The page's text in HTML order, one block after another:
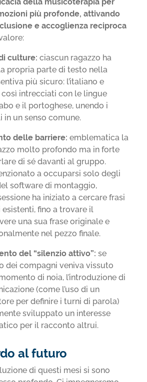
più profonde, attivando
e accoglienza reciproca
culture: ciascun ragazzo ha
propria parte di testo nella
più sicuro: l’italiano e
così intrecciati con le lingue
e il portoghese, unendo i
in un senso comune.
delle barriere: emblematica la
molto profondo ma in forte
di sé davanti al gruppo.
a occuparsi solo degli
software di montaggio,
ha iniziato a cercare frasi
fino a trovare il
una sua frase originale e
nel pezzo finale.
del “silenzio attivo”: se
dei compagni veniva vissuto
di noia, l’introduzione di
(come l’uso di un
per definire i turni di parola)
sviluppato un interesse
per il racconto altrui.
al futuro
di questi mesi si sono